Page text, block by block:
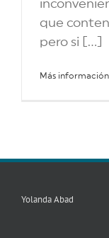
que
pero si [...]
Más información
Yolanda Abad